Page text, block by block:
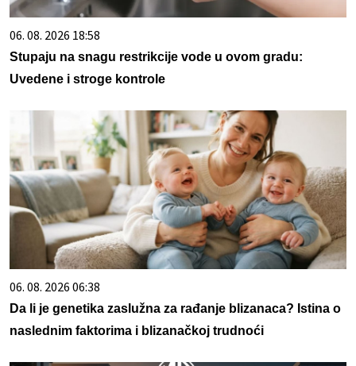
06. 08. 2026 18:58
Stupaju na snagu restrikcije vode u ovom gradu:
Uvedene i stroge kontrole
06. 08. 2026 06:38
Da li je genetika zaslužna za rađanje blizanaca? Istina o
naslednim faktorima i blizanačkoj trudnoći